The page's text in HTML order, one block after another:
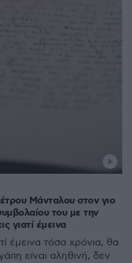
Μάνταλου στον γιο
του με την
γιατί έμεινα
έμεινα τόσα χρόνια, θα
είναι αληθινή, δεν